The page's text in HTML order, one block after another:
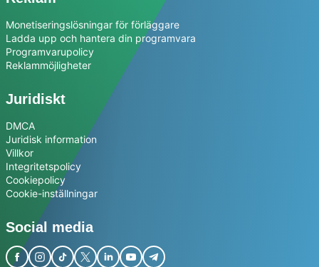
Monetiseringslösningar för förläggare
Ladda upp och hantera din programvara
Programvarupolicy
Reklammöjligheter
Juridiskt
DMCA
Juridisk information
Villkor
Integritetspolicy
Cookiepolicy
Cookie-inställningar
Social media